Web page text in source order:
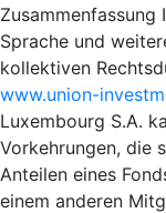
Sprache und
kollektiven
www.union-
Luxembourg S.A.
Vorkehrungen, die
Anteilen eines
einem anderen